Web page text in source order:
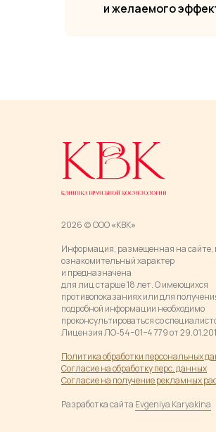
и желаемого
2026 (c) ООО«КВК»
Информация, размещенная на сайте,
ознакомительный характер
и предназначена
для лиц старше 18 лет. О имеющихся
противопоказаниях или для
подробной информации необходимо
проконсультироваться со
Лицензия ЛО-54−01−4 779 от
Политика обработки персональных
Согласие на обработку перс. данных
Согласие на получение рекламных
Разработка сайта Evgeniya Karyakina